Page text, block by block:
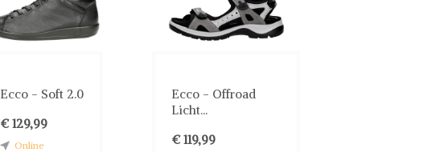
Ecco - Soft 2.0
€ 129,99
Online
Ecco - Offroad
Licht...
€ 119,99